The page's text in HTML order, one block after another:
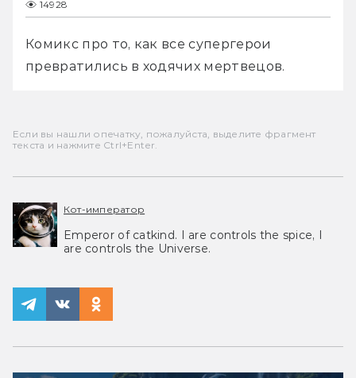
14928
Комикс про то, как все супергерои
превратились в ходячих мертвецов.
Если вы нашли опечатку, пожалуйста, выделите фрагмент
текста и нажмите Ctrl+Enter.
Кот-император
Emperor of catkind. I are controls the spice, I
are controls the Universe.